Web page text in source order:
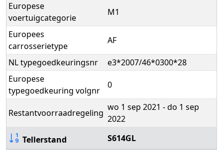
Europese
voertuigcategorie
M1
Europees
carrosserietype
AF
NL typegoedkeuringsnr
e3*2007/46*0300*28
Europese
typegoedkeuring volgnr
0
Restantvoorraadregeling
wo 1 sep 2021 - do 1 sep
2022
Tellerstand
S614GL